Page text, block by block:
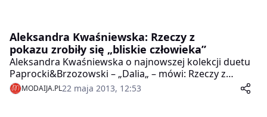
Aleksandra Kwaśniewska: Rzeczy z
pokazu zrobiły się „bliskie człowieka”
Aleksandra Kwaśniewska o najnowszej kolekcji duetu
Paprocki&Brzozowski – „Dalia„ – mówi: Rzeczy z
pokazu zrobiły się „bliskie człowieka”.
MODAIJA.PL22 maja 2013, 12:53